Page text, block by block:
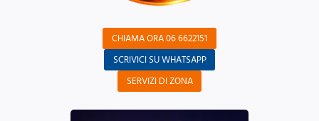
CHIAMA ORA 06 6622151
SCRIVICI SU WHATSAPP
SERVIZI DI ZONA